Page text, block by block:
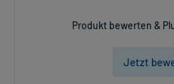
Produkt bewerten &
Jetzt